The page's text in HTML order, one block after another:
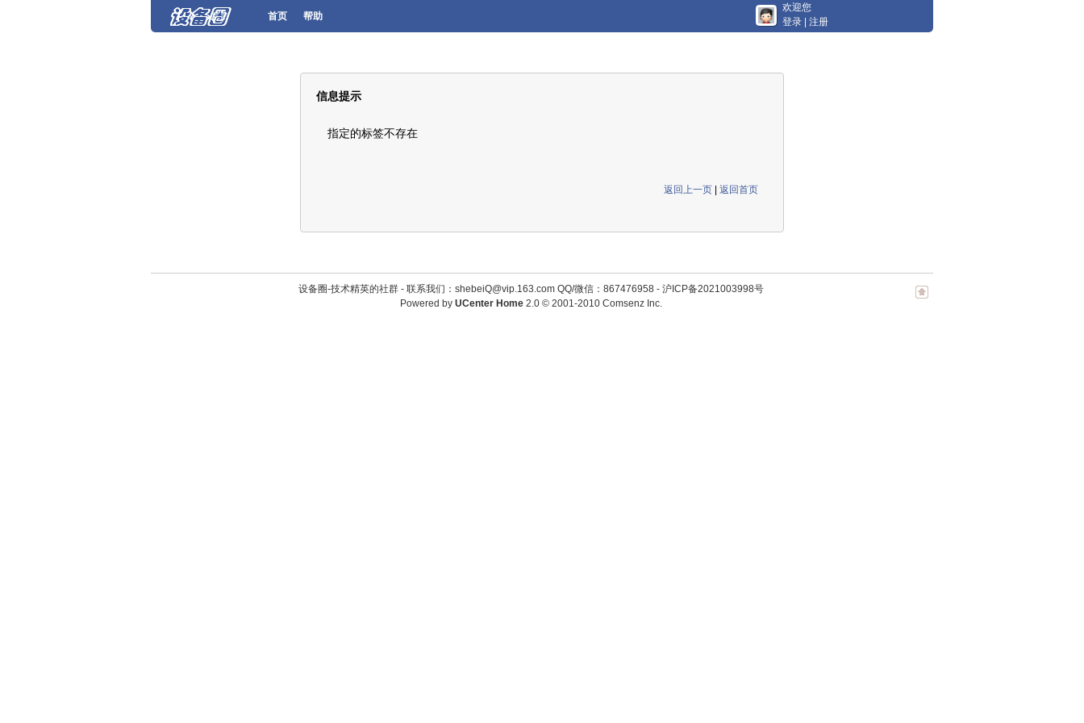
首页 帮助
欢迎您
登录
注册
信息提示
指定的标签不存在
返回上一页 返回首页
设备圈-技术精英的社群 - 联系我们：shebeiQ@vip.163.com QQ/微信：867476958- 沪ICP备2021003998号
Powered by UCenter Home 2.0© 2001-2010 Comsenz Inc.